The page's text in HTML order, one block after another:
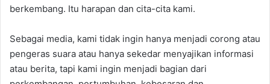
berkembang. Itu harapan dan cita-cita kami.
Sebagai media, kami tidak ingin hanya menjadi corong atau
pengeras suara atau hanya sekedar menyajikan informasi
atau berita, tapi kami ingin menjadi bagian dari